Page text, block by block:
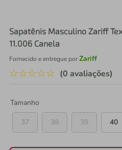
Sapatênis Masculino Zariff
11.006 Canela
Fornecido e entregue porZariff
☆☆☆☆☆ (0 avaliações)
Tamanho
37
38 39 40